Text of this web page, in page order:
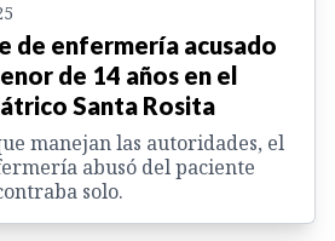
de enfermería acusado
de 14 años en el
Santa Rosita
manejan las autoridades, el
abusó del paciente
solo.